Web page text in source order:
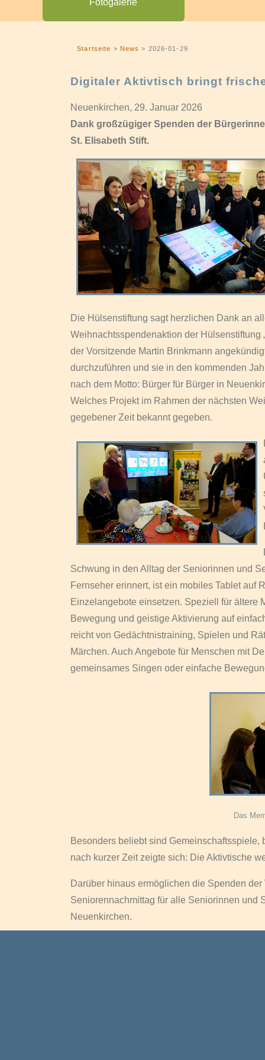
Startseite > News > 2026-01-29
Digitaler Aktivtisch bringt
Neuenkirchen, 29. Januar 2026
Dank großzügiger Spenden der
St. Elisabeth Stift.
Die Hülsenstiftung sagt herzlichen Dank an
Weihnachtsspendenaktion der Hülsenstiftung
der Vorsitzende Martin Brinkmann
durchzuführen und sie in den kommenden
nach dem Motto: Bürger für Bürger in
Welches Projekt im Rahmen der nächsten
gegebener Zeit bekannt gegeben.
Schwung in den Alltag der Seniorinnen und
Fernseher erinnert, ist ein mobiles Tablet auf
Einzelangebote einsetzen. Speziell für ältere
Bewegung und geistige Aktivierung auf
reicht von Gedächtnistraining, Spielen und
Märchen. Auch Angebote für Menschen mit
gemeinsames Singen oder einfache
Das
Besonders beliebt sind
nach kurzer Zeit zeigte sich: Die Aktivtische
Darüber hinaus ermöglichen die Spenden
Seniorennachmittag für alle Seniorinnen und
Neuenkirchen.